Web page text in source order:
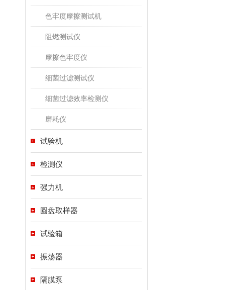
色牢度摩擦测试机
阻燃测试仪
摩擦色牢度仪
细菌过滤测试仪
细菌过滤效率检测仪
磨耗仪
试验机
检测仪
强力机
圆盘取样器
试验箱
振荡器
隔膜泵